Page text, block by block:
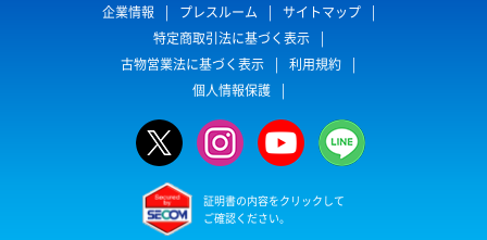
企業情報
プレスルーム
サイトマップ
特定商取引法に基づく表示
古物営業法に基づく表示
利用規約
個人情報保護
証明書の内容をクリックして
ご確認ください。